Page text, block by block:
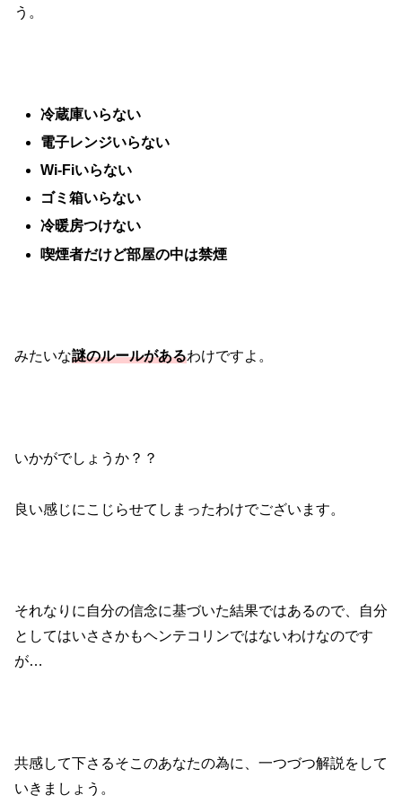
う。
冷蔵庫いらない
電子レンジいらない
Wi-Fiいらない
ゴミ箱いらない
冷暖房つけない
喫煙者だけど部屋の中は禁煙
みたいな謎のルールがあるわけですよ。
いかがでしょうか？？
良い感じにこじらせてしまったわけでございます。
それなりに自分の信念に基づいた結果ではあるので、自分
としてはいささかもヘンテコリンではないわけなのです
が…
共感して下さるそこのあなたの為に、一つづつ解説をして
いきましょう。